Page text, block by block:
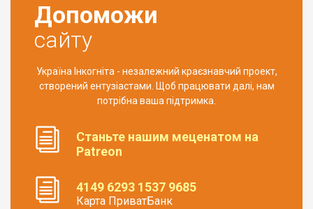
Допоможи
сайту
Україна Інкогніта - незалежний краєзнавчий проект,
створений ентузіастами. Щоб працювати далі, нам
потрібна ваша підтримка.
Станьте нашим меценатом на
Patreon
4149 6293 1537 9685
Карта ПриватБанк